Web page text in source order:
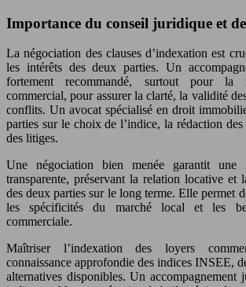
Importance du conseil juridique et
La négociation des clauses d’indexation est
les intérêts des deux parties. Un
fortement recommandé, surtout pour la
commercial, pour assurer la clarté, la validité
conflits. Un avocat spécialisé en droit
parties sur le choix de l’indice, la rédaction des
des litiges.
Une négociation bien menée garantit une
transparente, préservant la relation locative et
des deux parties sur le long terme. Elle permet
les spécificités du marché local et les
commerciale.
Maîtriser l’indexation des loyers
connaissance approfondie des indices INSEE,
alternatives disponibles. Un accompagnement